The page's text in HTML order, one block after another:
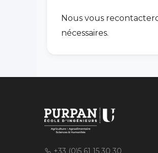
Nous vous
nécessaires.
+33 (0)5 61 15 30 30